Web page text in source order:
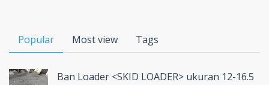
Popular Most view Tags
Ban Loader <SKID LOADER> ukuran 12-16.5